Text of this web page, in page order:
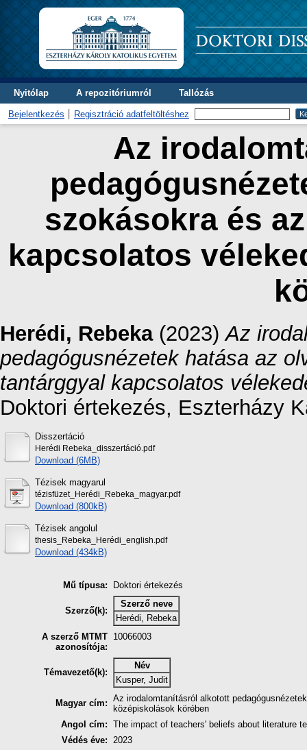
Nyitólap A repozitóriumról Tallózás
Bejelentkezés Regisztráció adatfeltöltéshez
Az
szokásokra és
kapcsolatos
Herédi, Rebeka(2023)Az
pedagógusnézetek hatása az
tantárggyal kapcsolatos
Doktori értekezés, Eszterházy
Disszertáció
Herédi Rebeka_disszertáció.pdf
Download (6MB)
Tézisek magyarul
tézisfüzet_Herédi_Rebeka_magyar.pdf
Download (800kB)
Tézisek angolul
thesis_Rebeka_Herédi_english.pdf
Download (434kB)
Mű típusa: Doktori értekezés
Szerző(k):
Szerző neve
Herédi, Rebeka
A szerző MTMT
azonosítója:
10066003
Témavezető(k):
Név
Kusper, Judit
Magyar cím: Az irodalomtanításról alkotott
középiskolások körében
Angol cím: The impact of teachers' beliefs about literature
Védés éve: 2023